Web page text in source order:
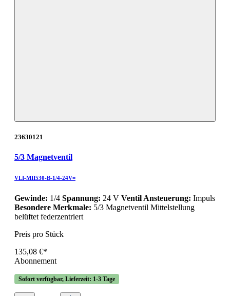
23630121
5/3 Magnetventil
VLI-MII530-B-1/4-24V=
Gewinde: 1/4 Spannung: 24 V Ventil Ansteuerung: Impuls
Besondere Merkmale: 5/3 Magnetventil Mittelstellung
belüftet federzentriert
Preis pro Stück
135,08 €*
Abonnement
Sofort verfügbar, Lieferzeit: 1-3 Tage